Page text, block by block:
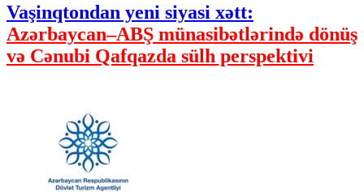
Vaşinqtondan yeni siyasi xətt:
Azərbaycan–ABŞ münasibətlərində dönüş
və Cənubi Qafqazda sülh perspektivi